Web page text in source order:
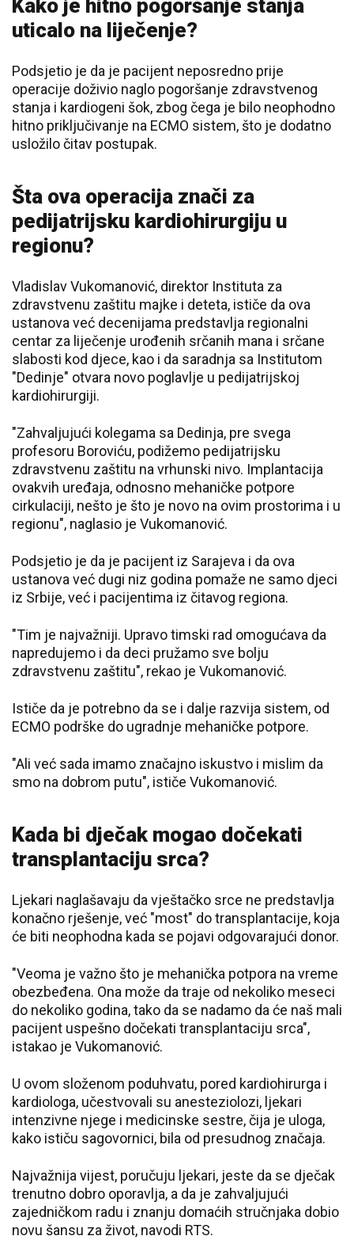
Kako je hitno pogoršanje stanja
uticalo na liječenje?
Podsjetio je da je pacijent neposredno prije
operacije doživio naglo pogoršanje zdravstvenog
stanja i kardiogeni šok, zbog čega je bilo neophodno
hitno priključivanje na ECMO sistem, što je dodatno
usložilo čitav postupak.
Šta ova operacija znači za
pedijatrijsku kardiohirurgiju u
regionu?
Vladislav Vukomanović, direktor Instituta za
zdravstvenu zaštitu majke i deteta, ističe da ova
ustanova već decenijama predstavlja regionalni
centar za liječenje urođenih srčanih mana i srčane
slabosti kod djece, kao i da saradnja sa Institutom
"Dedinje" otvara novo poglavlje u pedijatrijskoj
kardiohirurgiji.
"Zahvaljujući kolegama sa Dedinja, pre svega
profesoru Boroviću, podižemo pedijatrijsku
zdravstvenu zaštitu na vrhunski nivo. Implantacija
ovakvih uređaja, odnosno mehaničke potpore
cirkulaciji, nešto je što je novo na ovim prostorima i u
regionu", naglasio je Vukomanović.
Podsjetio je da je pacijent iz Sarajeva i da ova
ustanova već dugi niz godina pomaže ne samo djeci
iz Srbije, već i pacijentima iz čitavog regiona.
"Tim je najvažniji. Upravo timski rad omogućava da
napredujemo i da deci pružamo sve bolju
zdravstvenu zaštitu", rekao je Vukomanović.
Ističe da je potrebno da se i dalje razvija sistem, od
ECMO podrške do ugradnje mehaničke potpore.
"Ali već sada imamo značajno iskustvo i mislim da
smo na dobrom putu", ističe Vukomanović.
Kada bi dječak mogao dočekati
transplantaciju srca?
Ljekari naglašavaju da vještačko srce ne predstavlja
konačno rješenje, već "most" do transplantacije, koja
će biti neophodna kada se pojavi odgovarajući donor.
"Veoma je važno što je mehanička potpora na vreme
obezbeđena. Ona može da traje od nekoliko meseci
do nekoliko godina, tako da se nadamo da će naš mali
pacijent uspešno dočekati transplantaciju srca",
istakao je Vukomanović.
U ovom složenom poduhvatu, pored kardiohirurga i
kardiologa, učestvovali su anesteziolozi, ljekari
intenzivne njege i medicinske sestre, čija je uloga,
kako ističu sagovornici, bila od presudnog značaja.
Najvažnija vijest, poručuju ljekari, jeste da se dječak
trenutno dobro oporavlja, a da je zahvaljujući
zajedničkom radu i znanju domaćih stručnjaka dobio
novu šansu za život, navodi RTS.